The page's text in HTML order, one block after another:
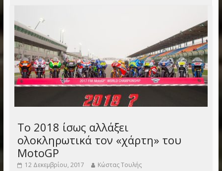
Το 2018 ίσως αλλάξει
ολοκληρωτικά τον «χάρτη» του
MotoGP
12 Δεκεμβρίου, 2017 Κώστας Τουλής